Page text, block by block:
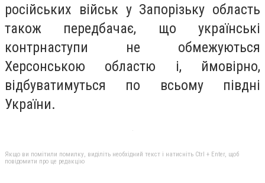
російських військ у Запорізьку область
також передбачає, що українські
контрнаступи не обмежуються
Херсонською областю і, ймовірно,
відбуватимуться по всьому півдні
України.
Якщо ви помітили помилку, виділіть необхідний текст і натисніть Ctrl + Enter, щоб
повідомити про це редакцію